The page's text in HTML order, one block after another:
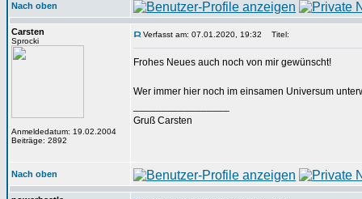
Nach oben
Carsten
Sprocki
Anmeldedatum: 19.02.2004
Beiträge: 2892
Verfasst am: 07.01.2020, 19:32 Titel:
Frohes Neues auch noch von mir gewünscht!
Wer immer hier noch im einsamen Universum
Gruß Carsten
Nach oben